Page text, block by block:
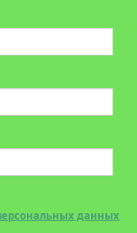
данных